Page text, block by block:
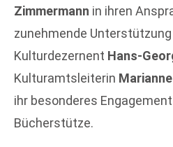
Zimmermann in ihren
zunehmende
Kulturdezernent Hans-
Kulturamtsleiterin
ihr besonderes
Bücherstütze.